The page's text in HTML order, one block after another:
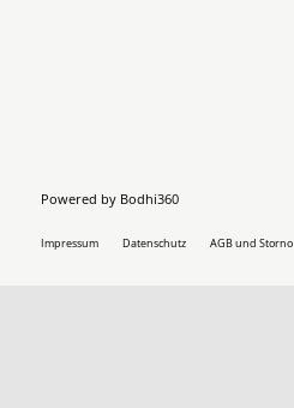
Powered by Bodhi360
Impressum Datenschutz AGB und Storno